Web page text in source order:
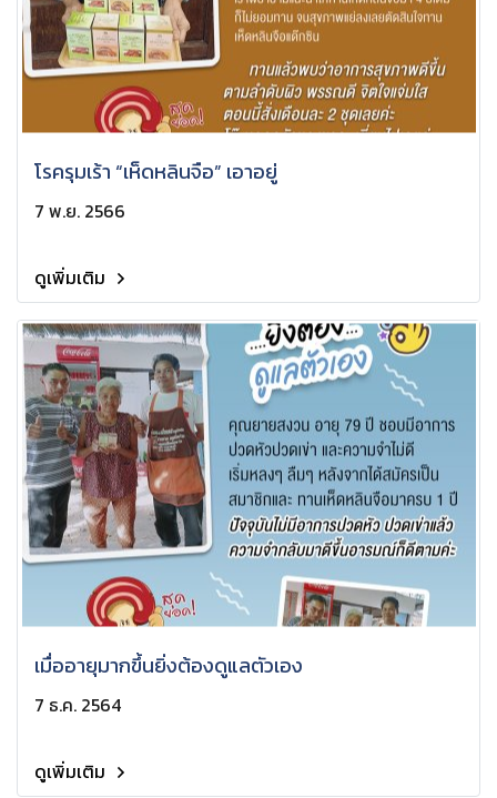
โรครุมเร้า “เห็ดหลินจือ” เอาอยู่
7 พ.ย. 2566
ดูเพิ่มเติม
เมื่ออายุมากขึ้นยิ่งต้องดูแลตัวเอง
7 ธ.ค. 2564
ดูเพิ่มเติม